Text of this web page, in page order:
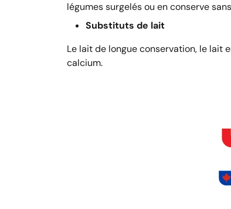
légumes surgelés ou en conserve
Substituts de lait
Le lait de longue conservation, le lait
calcium.